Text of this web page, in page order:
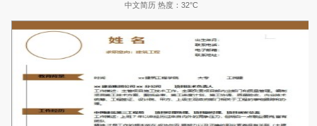
中文简历 热度：32°C